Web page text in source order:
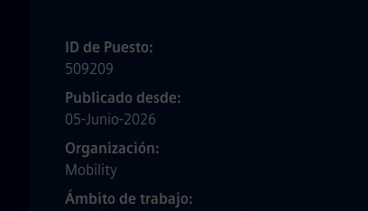
ID de Puesto
509209
Publicado desde
05-Junio-2026
Organización
Mobility
Ámbito de trabajo